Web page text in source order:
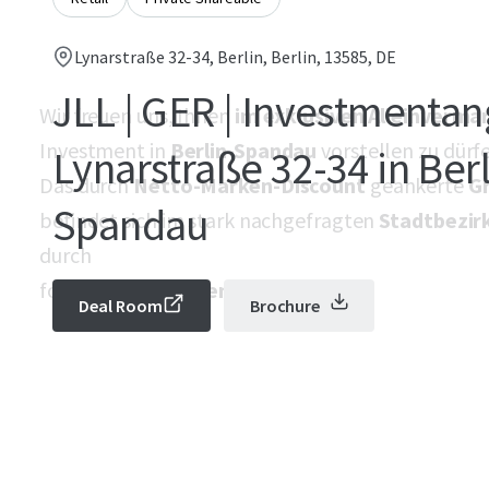
Lynarstraße 32-34, Berlin, Berlin, 13585, DE
JLL | GER |
Lynarstraße 32-34 in
Spandau
Deal Room Brochure
Wir freuen uns, Ihnen im exklusiven
Investment in Berlin-Spandauvorstellen zu
Das durchNetto-Marken-Discountgeankerte
befindet sich im stark nachgefragten
durch
folgende
Investment-Highlights: